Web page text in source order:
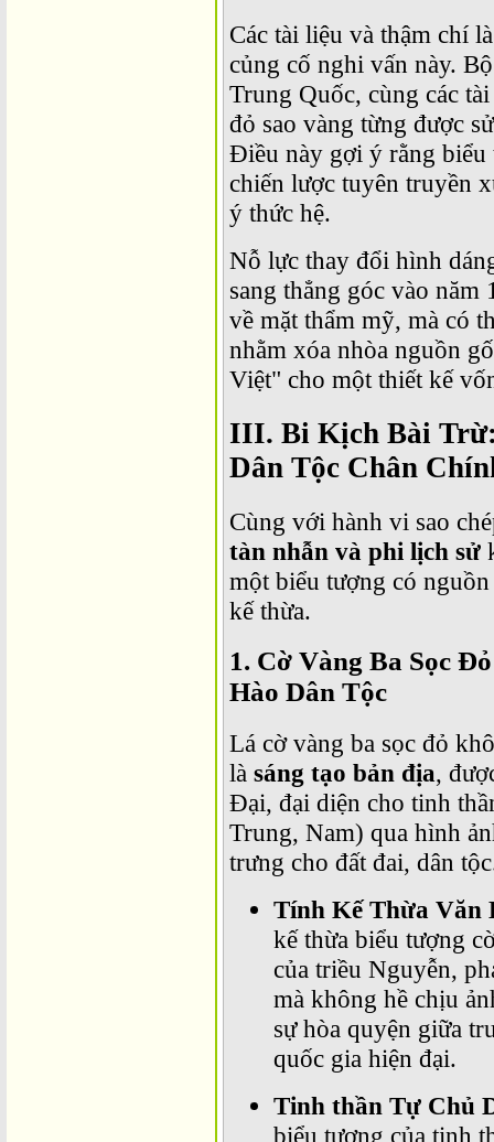
Các tài liệu và thậm chí
củng cố nghi vấn này.
Trung Quốc, cùng các
đỏ sao vàng từng được
Điều này gợi ý rằng biểu
chiến lược tuyên truyền
ý thức hệ.
Nỗ lực thay đổi hình
sang thẳng góc vào
về mặt thẩm mỹ, mà có
nhằm xóa nhòa nguồn
Việt" cho một thiết kế
III. Bi Kịch Bài
Dân Tộc Chân
Cùng với hành vi sao
tàn nhẫn và phi lịch sử
một biểu tượng có
kế thừa.
1. Cờ Vàng Ba Sọc
Hào Dân Tộc
Lá cờ vàng ba sọc đỏ
là sáng tạo bản địa,
Đại, đại diện cho tinh
Trung, Nam) qua hình
trưng cho đất đai, dân
Tính Kế Thừa Văn
kế thừa biểu tượng
của triều Nguyễn,
mà không hề chịu
sự hòa quyện giữa
quốc gia hiện đại.
Tinh thần Tự Chủ
biểu tượng của tinh